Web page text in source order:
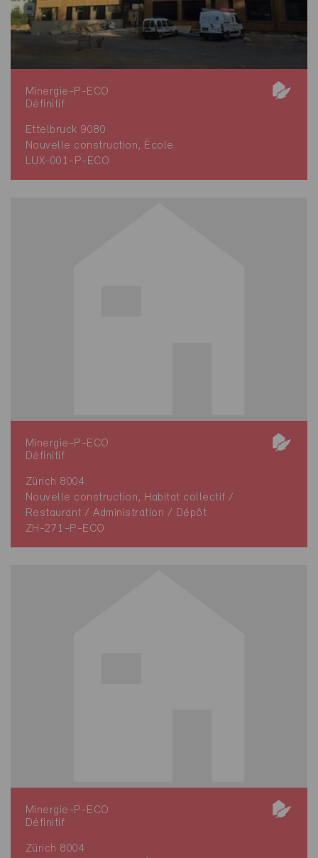
Minergie-P-ECO
Définitif
Ettelbruck 9080
Nouvelle construction, École
LUX-001-P-ECO
Minergie-P-ECO
Définitif
Zürich 8004
Nouvelle construction, Habitat collectif /
Restaurant / Administration / Dépôt
ZH-271-P-ECO
Minergie-P-ECO
Définitif
Zürich 8004